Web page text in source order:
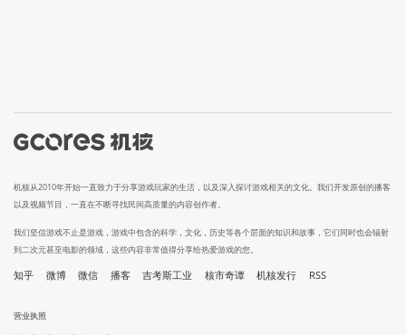
机核从2010年开始一直致力于分享游戏玩家的生活，以及深入探讨游戏相关的文化。我们开发原创的播客
以及视频节目，一直在不断寻找民间高质量的内容创作者。
我们坚信游戏不止是游戏，游戏中包含的科学，文化，历史等各个层面的知识和故事，它们同时也会辐射
到二次元甚至电影的领域，这些内容非常值得分享给热爱游戏的您。
知乎 微博 微信 播客 吉考斯工业 核市奇谭 机核发行 RSS
营业执照